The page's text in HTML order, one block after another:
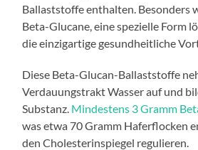
Ballaststoffe enthalten. Besonders
Beta-Glucane, eine spezielle Form
die einzigartige gesundheitliche
Diese Beta-Glucan-Ballaststoffe
Verdauungstrakt Wasser auf und
Substanz. Mindestens 3 Gramm
was etwa 70 Gramm Haferflocken
den Cholesterinspiegel regulieren.